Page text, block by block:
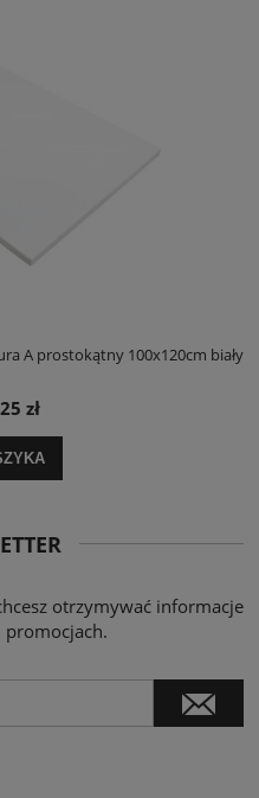
A prostokątny 100x120cm biały
zł
otrzymywać informacje
promocjach.